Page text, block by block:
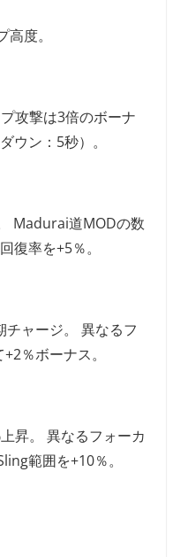
度。
攻撃は3倍のボーナ
ウン：5秒）。
Madurai道MODの数
復率を+5％。
チャージ。 異なるフ
％ボーナス。
昇。 異なるフォーカ
範囲を+10％。